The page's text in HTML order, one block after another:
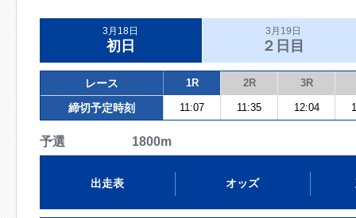
3月18日
初日
3月19日
２日目
レース 1R 2R 3R
締切予定時刻 11:07 11:35 12:04
予選 1800m
出走表 オッズ